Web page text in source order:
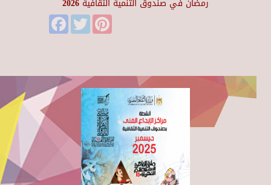
رمضان في صندوق التنمية الثقافية 2026
FacebookTwitter